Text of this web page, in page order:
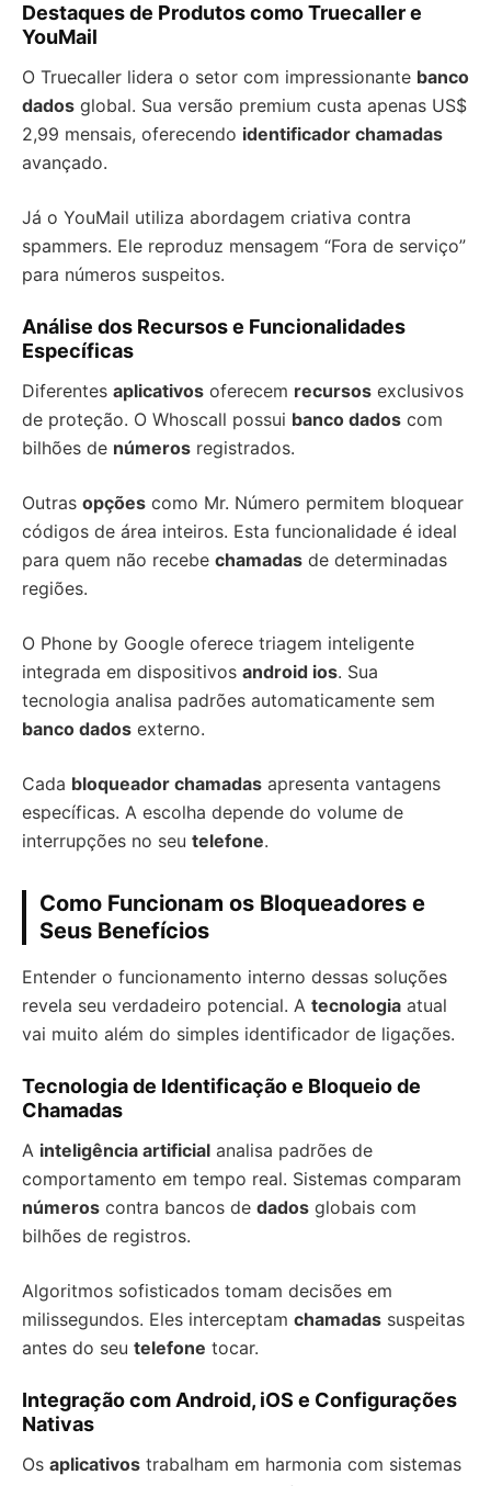
Destaques de Produtos como Truecaller e
YouMail
O Truecaller lidera o setor com impressionante banco
dados global. Sua versão premium custa apenas US$
2,99 mensais, oferecendo identificador chamadas
avançado.
Já o YouMail utiliza abordagem criativa contra
spammers. Ele reproduz mensagem “Fora de serviço”
para números suspeitos.
Análise dos Recursos e Funcionalidades
Específicas
Diferentes aplicativos oferecem recursos exclusivos
de proteção. O Whoscall possui banco dados com
bilhões de números registrados.
Outras opções como Mr. Número permitem bloquear
códigos de área inteiros. Esta funcionalidade é ideal
para quem não recebe chamadas de determinadas
regiões.
O Phone by Google oferece triagem inteligente
integrada em dispositivos android ios. Sua
tecnologia analisa padrões automaticamente sem
banco dados externo.
Cada bloqueador chamadas apresenta vantagens
específicas. A escolha depende do volume de
interrupções no seu telefone.
Como Funcionam os Bloqueadores e
Seus Benefícios
Entender o funcionamento interno dessas soluções
revela seu verdadeiro potencial. A tecnologia atual
vai muito além do simples identificador de ligações.
Tecnologia de Identificação e Bloqueio de
Chamadas
A inteligência artificial analisa padrões de
comportamento em tempo real. Sistemas comparam
números contra bancos de dados globais com
bilhões de registros.
Algoritmos sofisticados tomam decisões em
milissegundos. Eles interceptam chamadas suspeitas
antes do seu telefone tocar.
Integração com Android, iOS e Configurações
Nativas
Os aplicativos trabalham em harmonia com sistemas